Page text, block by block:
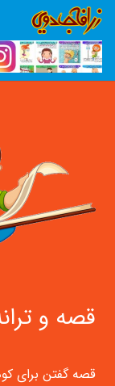
قصه و
قصه گفتن برای